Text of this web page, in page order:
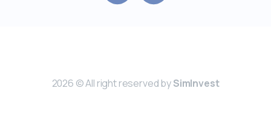
2026 © All right reserved bySimInvest